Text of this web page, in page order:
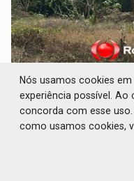
CASO MATHEUS:
tentar localizar
Nós usamos cookies
experiência possível. Ao
concorda com esse
como usamos cookies,